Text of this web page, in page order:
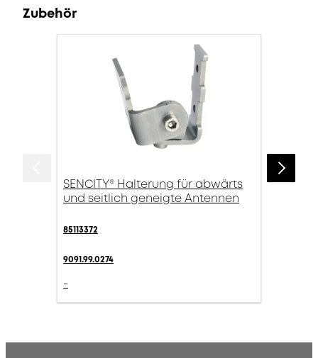
Zubehör
SENCITY® Halterung für abwärts
und seitlich geneigte Antennen
85113372
9091.99.0274
-